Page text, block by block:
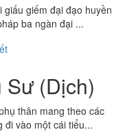
giếm đại đạo huyền
ba ngàn đại ...
Sư (Dịch)
thân mang theo các
đi vào một cái tiểu...